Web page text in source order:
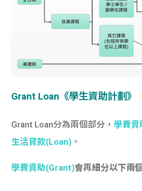
Grant Loan《學生資助計劃》
Grant Loan分為兩個部分， 學費
生活貸款(Loan) 。
學費資助(Grant)會再細分以下兩